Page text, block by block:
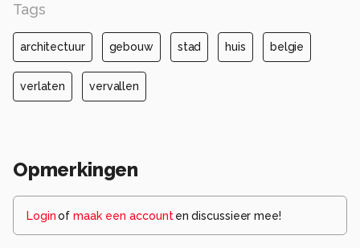
Tags
architectuur gebouw stad huis belgie
verlaten vervallen
Opmerkingen
Loginof maak een account en discussieer mee!